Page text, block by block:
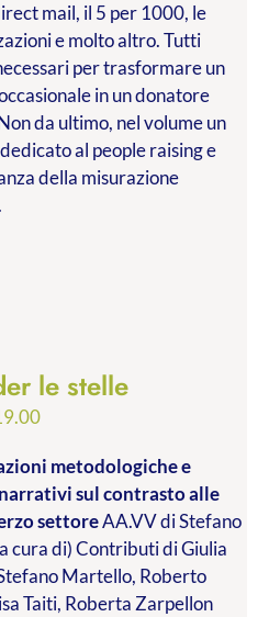
mail, il 5 per 1000, le
e molto altro. Tutti
per trasformare un
in un donatore
da ultimo, nel volume un
al people raising e
della misurazione
le stelle
Fascia
prezzo:
da
€9.99
a
€19.00
metodologiche e
sul contrasto alle
settoreAA.VV di Stefano
cura di) Contributi di Giulia
Martello, Roberto
Taiti, Roberta Zarpellon